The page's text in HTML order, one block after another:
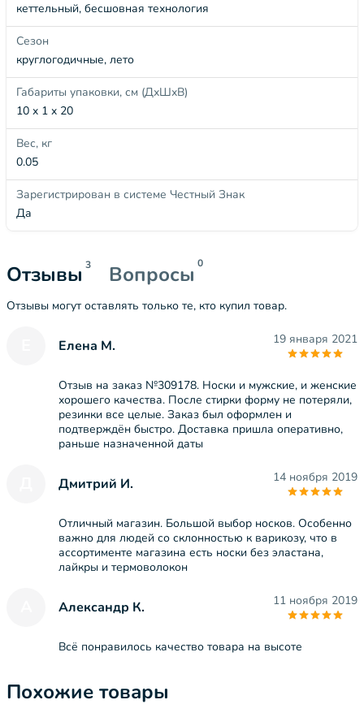
кеттельный, бесшовная технология
Сезон
круглогодичные, лето
Габариты упаковки, см (ДхШхВ)
10 x 1 x 20
Вес, кг
0.05
Зарегистрирован в системе Честный Знак
Да
Отзывы 3 Вопросы 0
Отзывы могут оставлять только те, кто купил товар.
Елена М. 19 января 2021
Отзыв на заказ №309178. Носки и мужские, и женские
хорошего качества. После стирки форму не потеряли,
резинки все целые. Заказ был оформлен и
подтверждён быстро. Доставка пришла оперативно,
раньше назначенной даты
Дмитрий И. 14 ноября 2019
Отличный магазин. Большой выбор носков. Особенно
важно для людей со склонностью к варикозу, что в
ассортименте магазина есть носки без эластана,
лайкры и термоволокон
Александр К. 11 ноября 2019
Всё понравилось качество товара на высоте
Похожие товары